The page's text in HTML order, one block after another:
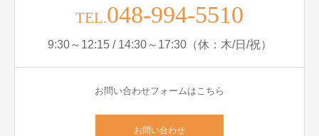
TEL.048-994-5510
9:30～12:15 / 14:30～17:30（休：木/日/祝）
お問い合わせフォームはこちら
お問い合わせ